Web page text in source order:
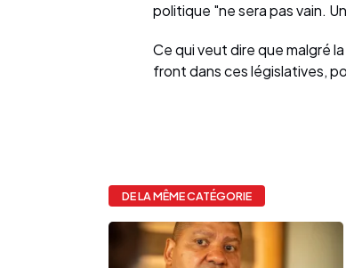
politique "ne sera pas vain.
Ce qui veut dire que malgré
front dans ces législatives,
DE LA MÊME CATÉGORIE